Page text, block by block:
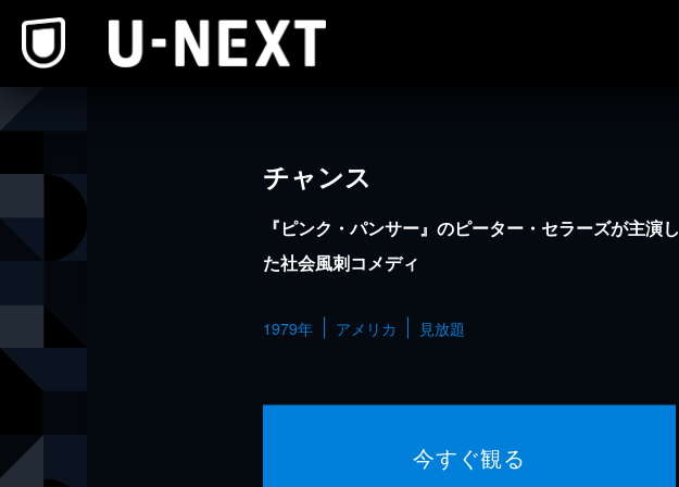
チャンス
『ピンク・パンサー』のピーター・セラーズが主演し
た社会風刺コメディ
1979年 アメリカ 見放題
今すぐ観る